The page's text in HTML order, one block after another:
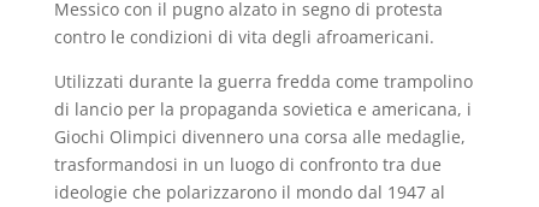
Messico con il pugno alzato in segno di protesta
contro le condizioni di vita degli afroamericani.
Utilizzati durante la guerra fredda come trampolino
di lancio per la propaganda sovietica e americana, i
Giochi Olimpici divennero una corsa alle medaglie,
trasformandosi in un luogo di confronto tra due
ideologie che polarizzarono il mondo dal 1947 al